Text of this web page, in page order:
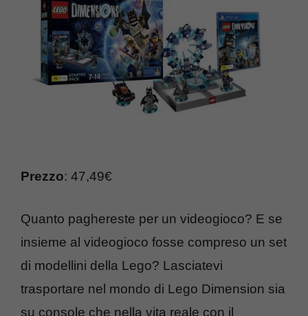
Prezzo: 47,49€
Quanto paghereste per un videogioco? E se
insieme al videogioco fosse compreso un set
di modellini della Lego? Lasciatevi
trasportare nel mondo di Lego Dimension sia
su console che nella vita reale con il